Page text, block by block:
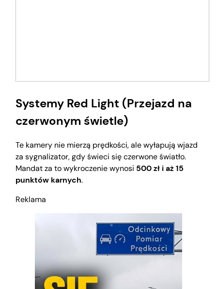
Systemy Red Light (Przejazd na
czerwonym świetle)
Te kamery nie mierzą prędkości, ale wyłapują wjazd
za sygnalizator, gdy świeci się czerwone światło.
Mandat za to wykroczenie wynosi 500 zł i aż 15
punktów karnych.
Reklama